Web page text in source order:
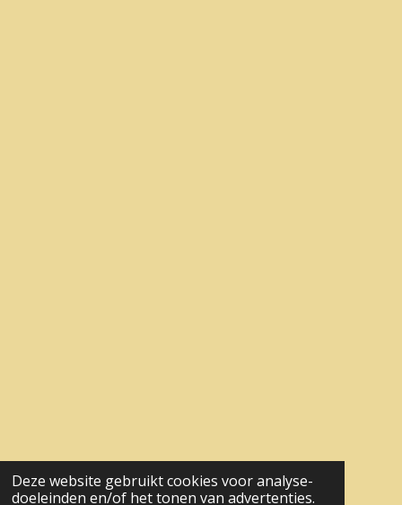
Deze website gebruikt cookies voor analyse-
doeleinden en/of het tonen van advertenties.